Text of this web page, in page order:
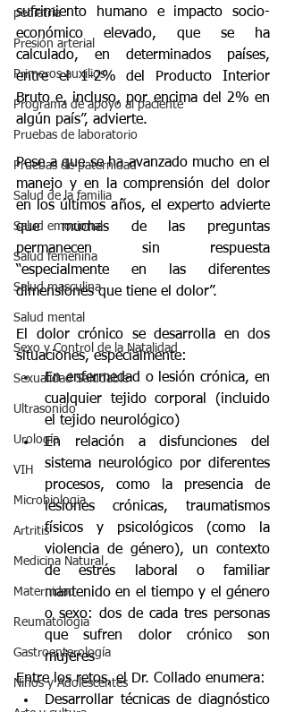
pediatría
Presión arterial
Primeros auxilios
Programa de apoyo al paciente
Pruebas de laboratorio
Pruebas de paternidad
Salud de la familia
Salud emocional
Salud femenina
Salud masculina
Salud mental
Sexo y Control de la Natalidad
Sexualidad Saludable
Ultrasonido
Urología
VIH
Microbiologia
Artritis
Medicina Natural
Maternidad
Reumatología
Gastroenterología
Niños y Adolescentes
sufrimiento humano e impacto socio-
económico elevado, que se ha
calculado, en determinados países,
entre el 1-2% del Producto Interior
Bruto e, incluso, por encima del 2% en
algún país”, advierte.
Pese a que se ha avanzado mucho en el
manejo y en la comprensión del dolor
en los últimos años, el experto advierte
que muchas de las preguntas
permanecen sin respuesta
“especialmente en las diferentes
dimensiones que tiene el dolor”.
El dolor crónico se desarrolla en dos
situaciones, especialmente:
En enfermedad o lesión crónica, en
cualquier tejido corporal (incluido
el tejido neurológico)
En relación a disfunciones del
sistema neurológico por diferentes
procesos, como la presencia de
lesiones crónicas, traumatismos
físicos y psicológicos (como la
violencia de género), un contexto
de estrés laboral o familiar
mantenido en el tiempo y el género
o sexo: dos de cada tres personas
que sufren dolor crónico son
mujeres
Entre los retos, el Dr. Collado enumera:
Desarrollar técnicas de diagnóstico